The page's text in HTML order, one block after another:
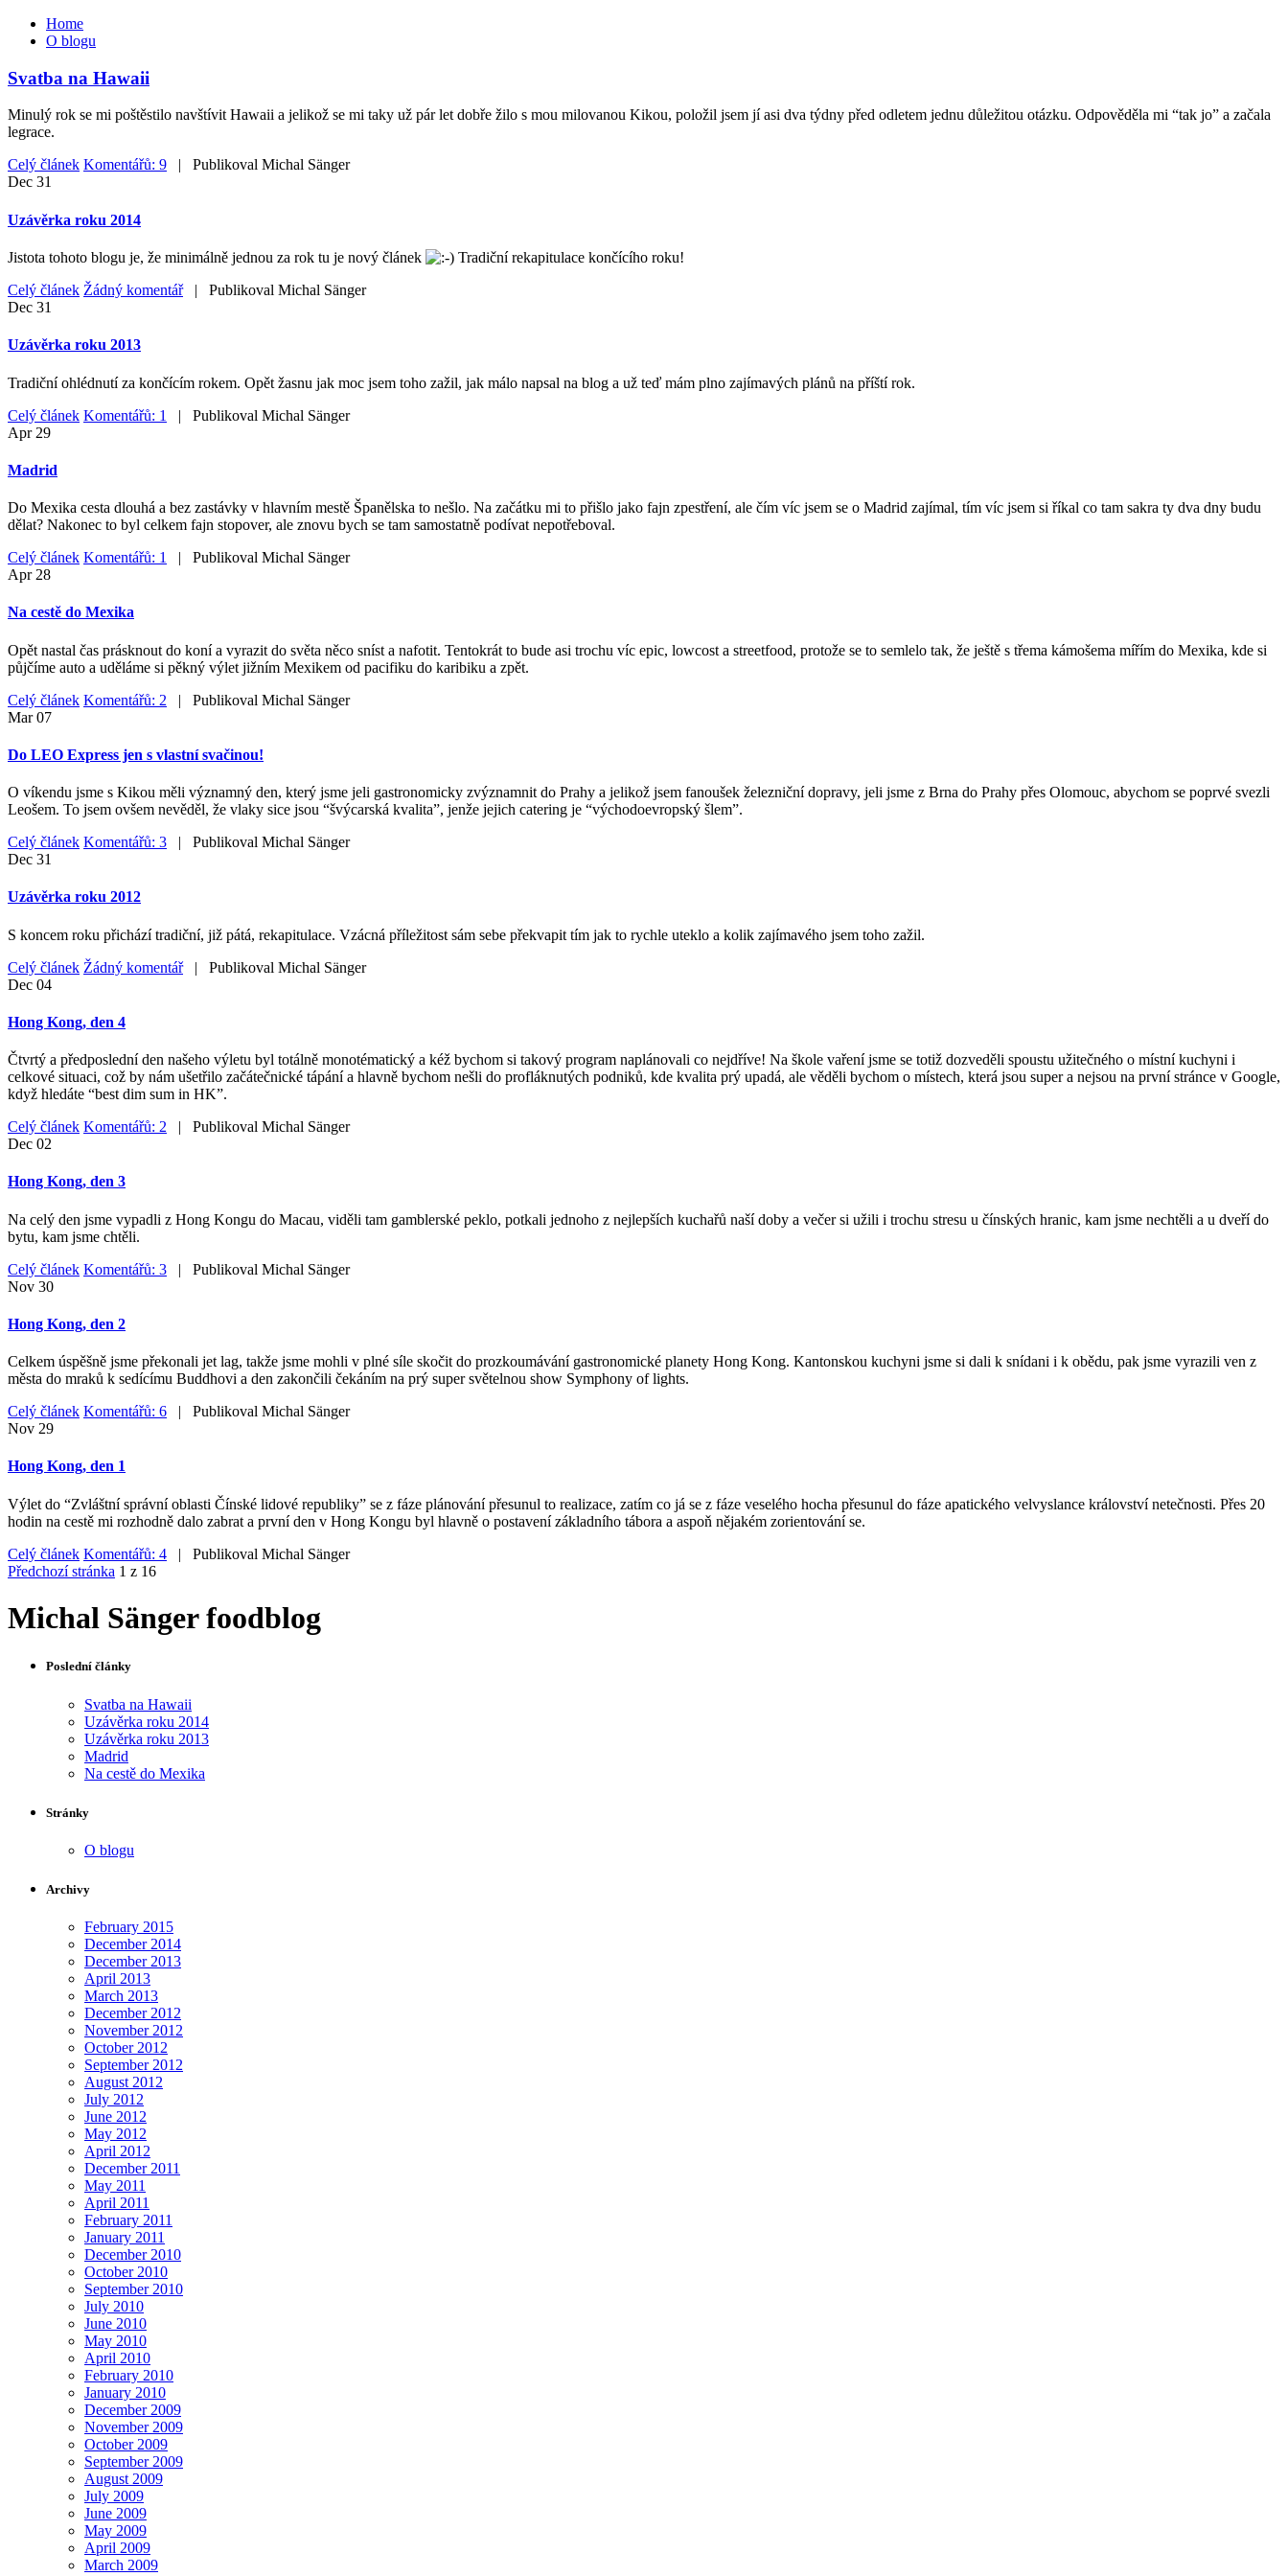
Home
O blogu
Svatba na Hawaii
Minulý rok se mi poštěstilo navštívit Hawaii a jelikož se mi taky už pár let dobře žilo s mou milovanou Kikou, položil jsem jí asi dva týdny před odletem jednu důležitou otázku. Odpověděla mi “tak jo” a začala
legrace.
Celý článek Komentářů: 9 | Publikoval Michal Sänger
Dec 31
Uzávěrka roku 2014
Jistota tohoto blogu je, že minimálně jednou za rok tu je nový článek
Tradiční rekapitulace končícího roku!
Celý článek Žádný komentář| Publikoval Michal Sänger
Dec 31
Uzávěrka roku 2013
Tradiční ohlédnutí za končícím rokem. Opět žasnu jak moc jsem toho zažil, jak málo napsal na blog a už teď mám plno zajímavých plánů na příští rok.
Celý článek Komentářů: 1 | Publikoval Michal Sänger
Apr 29
Madrid
Do Mexika cesta dlouhá a bez zastávky v hlavním mestě Španělska to nešlo. Na začátku mi to přišlo jako fajn zpestření, ale čím víc jsem se o Madrid zajímal, tím víc jsem si říkal co tam sakra ty dva dny budu
dělat? Nakonec to byl celkem fajn stopover, ale znovu bych se tam samostatně podívat nepotřeboval.
Celý článek Komentářů: 1 | Publikoval Michal Sänger
Apr 28
Na cestě do Mexika
Opět nastal čas prásknout do koní a vyrazit do světa něco sníst a nafotit. Tentokrát to bude asi trochu víc epic, lowcost a streetfood, protože se to semlelo tak, že ještě s třema kámošema mířím do Mexika, kde si
půjčíme auto a uděláme si pěkný výlet jižním Mexikem od pacifiku do karibiku a zpět.
Celý článek Komentářů: 2 | Publikoval Michal Sänger
Mar07
Do LEO Express jen s vlastní svačinou!
O víkendu jsme s Kikou měli významný den, který jsme jeli gastronomicky zvýznamnit do Prahy a jelikož jsem fanoušek železniční dopravy, jeli jsme z Brna do Prahy přes Olomouc, abychom se poprvé svezli
Leošem. To jsem ovšem nevěděl, že vlaky sice jsou “švýcarská kvalita”, jenže jejich catering je “východoevropský šlem”.
Celý článek Komentářů: 3 | Publikoval Michal Sänger
Dec 31
Uzávěrka roku 2012
S koncem roku přichází tradiční, již pátá, rekapitulace. Vzácná příležitost sám sebe překvapit tím jak to rychle uteklo a kolik zajímavého jsem toho zažil.
Celý článek Žádný komentář| Publikoval Michal Sänger
Dec 04
Hong Kong, den 4
Čtvrtý a předposlední den našeho výletu byl totálně monotématický a kéž bychom si takový program naplánovali co nejdříve! Na škole vaření jsme se totiž dozveděli spoustu užitečného o místní kuchyni i
celkové situaci, což by nám ušetřilo začátečnické tápání a hlavně bychom nešli do profláknutých podniků, kde kvalita prý upadá, ale věděli bychom o místech, která jsou super a nejsou na první stránce v Google,
když hledáte “best dim sum in HK”.
Celý článek Komentářů: 2 | Publikoval Michal Sänger
Dec 02
Hong Kong, den 3
Na celý den jsme vypadli z Hong Kongu do Macau, viděli tam gamblerské peklo, potkali jednoho z nejlepších kuchařů naší doby a večer si užili i trochu stresu u čínských hranic, kam jsme nechtěli a u dveří do
bytu, kam jsme chtěli.
Celý článek Komentářů: 3 | Publikoval Michal Sänger
Nov 30
Hong Kong, den 2
Celkem úspěšně jsme překonali jet lag, takže jsme mohli v plné síle skočit do prozkoumávání gastronomické planety Hong Kong. Kantonskou kuchyni jsme si dali k snídani i k obědu, pak jsme vyrazili ven z
města do mraků k sedícímu Buddhovi a den zakončili čekáním na prý super světelnou show Symphony of lights.
Celý článek Komentářů: 6 | Publikoval Michal Sänger
Nov 29
Hong Kong, den 1
Výlet do “Zvláštní správní oblasti Čínské lidové republiky” se z fáze plánování přesunul to realizace, zatím co já se z fáze veselého hocha přesunul do fáze apatického velvyslance království netečnosti. Přes 20
hodin na cestě mi rozhodně dalo zabrat a první den v Hong Kongu byl hlavně o postavení základního tábora a aspoň nějakém zorientování se.
Celý článek Komentářů: 4 | Publikoval Michal Sänger
Předchozí stránka 1 z 16
Michal Sänger foodblog
Poslední články
Svatba na Hawaii
Uzávěrka roku 2014
Uzávěrka roku 2013
Madrid
Na cestě do Mexika
Stránky
O blogu
Archivy
February 2015
December 2014
December 2013
April 2013
March 2013
December 2012
November 2012
October 2012
September 2012
August 2012
July 2012
June 2012
May 2012
April 2012
December 2011
May 2011
April 2011
February 2011
January 2011
December 2010
October 2010
September 2010
July 2010
June 2010
May 2010
April 2010
February 2010
January 2010
December 2009
November 2009
October 2009
September 2009
August 2009
July 2009
June 2009
May 2009
April 2009
March 2009